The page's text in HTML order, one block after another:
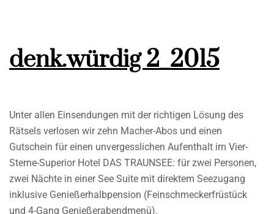
denk.würdig 2_2015
Unter allen Einsendungen mit der richtigen Lösung des
Rätsels verlosen wir zehn Macher-Abos und einen
Gutschein für einen unvergesslichen Aufenthalt im Vier-
Sterne-Superior Hotel DAS TRAUNSEE: für zwei Personen,
zwei Nächte in einer See Suite mit direktem Seezugang
inklusive Genießerhalbpension (Feinschmeckerfrüstück
und 4-Gang Genießerabendmenü).